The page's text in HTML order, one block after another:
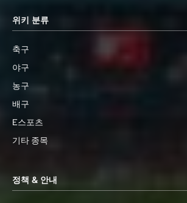
위키 분류
축구
야구
농구
배구
E스포츠
기타 종목
정책 & 안내